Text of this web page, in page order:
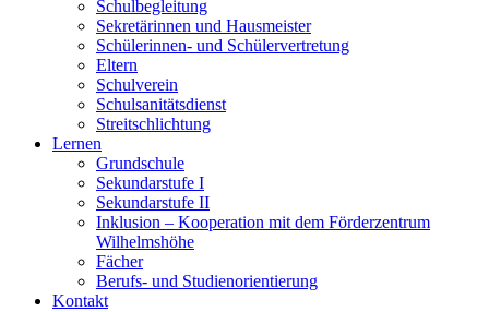
Schulbegleitung
Sekretärinnen und Hausmeister
Schülerinnen- und Schülervertretung
Eltern
Schulverein
Schulsanitätsdienst
Streitschlichtung
Lernen
Grundschule
Sekundarstufe I
Sekundarstufe II
Inklusion – Kooperation mit dem Förderzentrum
Wilhelmshöhe
Fächer
Berufs- und Studienorientierung
Kontakt